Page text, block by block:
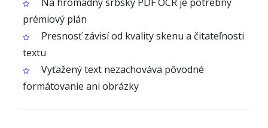
prémiový plán
Presnosť závisí od kvality skenu a čitateľnosti
textu
Vyťažený text nezachováva pôvodné
formátovanie ani obrázky